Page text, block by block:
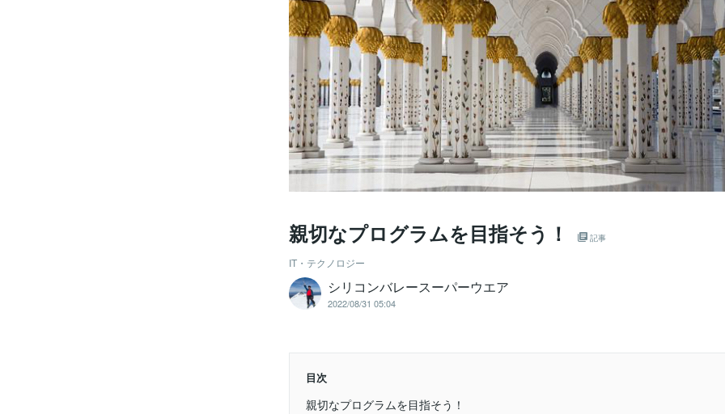
親切なプログラムを目指そう！ 記事
IT・テクノロジー
シリコンバレースーパーウエア
2022/08/31 05:04
目次
親切なプログラムを目指そう！